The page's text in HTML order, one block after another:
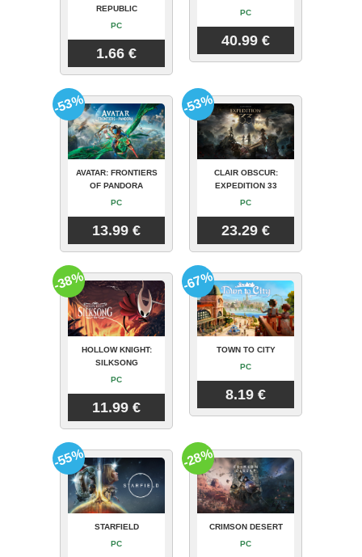
REPUBLIC
PC
1.66 €
PC
40.99 €
AVATAR: FRONTIERS
OF PANDORA
PC
13.99 €
-53%
CLAIR OBSCUR:
EXPEDITION 33
PC
23.29 €
-53%
HOLLOW KNIGHT:
SILKSONG
PC
11.99 €
-38%
TOWN TO CITY
PC
8.19 €
-67%
STARFIELD
PC
-55%
CRIMSON DESERT
PC
-28%